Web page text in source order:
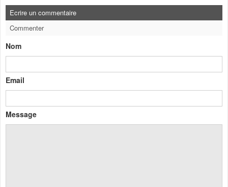
Ecrire un commentaire
Commenter
Nom
Email
Message